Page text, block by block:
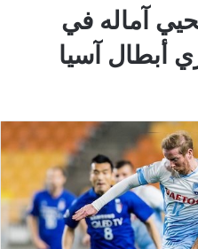
آماله في
أبطال آسيا